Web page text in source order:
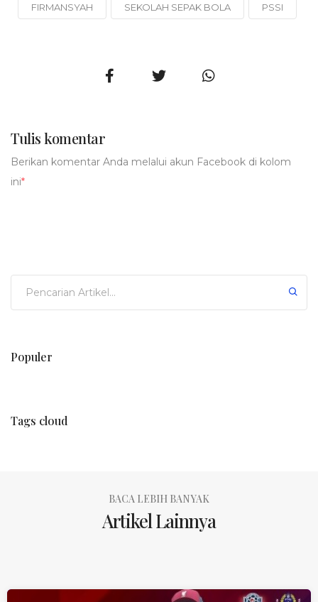
FIRMANSYAH SEKOLAH SEPAK BOLA PSSI
Tulis komentar
Berikan komentar Anda melalui akun Facebook di kolom
ini*
Populer
Tags cloud
BACA LEBIH BANYAK
Artikel Lainnya